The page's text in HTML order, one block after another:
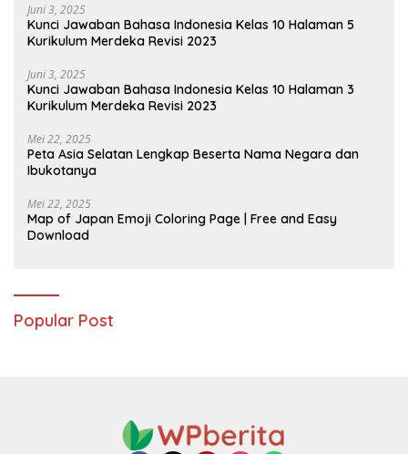
Juni 3, 2025
Kunci Jawaban Bahasa Indonesia Kelas 10 Halaman 5
Kurikulum Merdeka Revisi 2023
Juni 3, 2025
Kunci Jawaban Bahasa Indonesia Kelas 10 Halaman 3
Kurikulum Merdeka Revisi 2023
Mei 22, 2025
Peta Asia Selatan Lengkap Beserta Nama Negara dan
Ibukotanya
Mei 22, 2025
Map of Japan Emoji Coloring Page | Free and Easy
Download
Popular Post